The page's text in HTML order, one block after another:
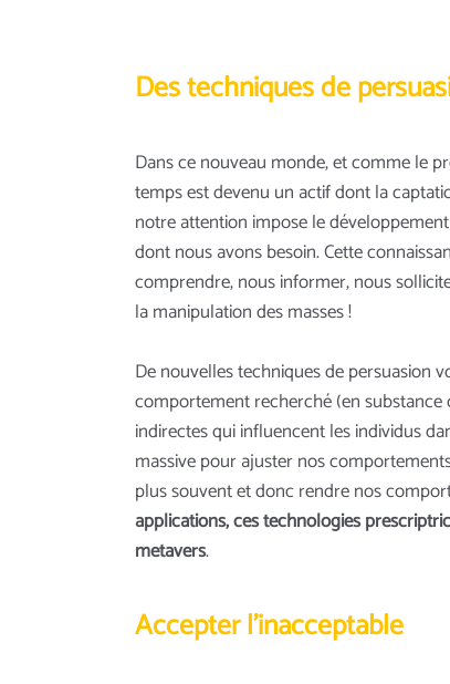
Des techniques de
Dans ce nouveau monde, et comme le
temps est devenu un actif dont la
notre attention impose le
dont nous avons besoin. Cette
comprendre, nous informer, nous
la manipulation des masses !
De nouvelles techniques de persuasion
comportement recherché (en substance
indirectes qui influencent les individus
massive pour ajuster nos
plus souvent et donc rendre nos
applications, ces technologies
metavers.
Accepter l’inacceptable